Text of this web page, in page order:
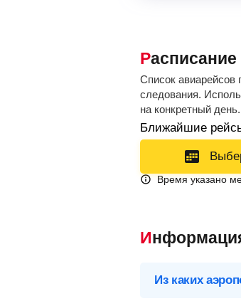
Список авиарейсов
следования.
на конкретный день.
Ближайшие
Время указано
Из каких